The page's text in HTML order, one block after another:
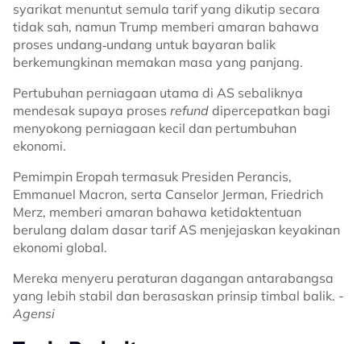
syarikat menuntut semula tarif yang dikutip secara
tidak sah, namun Trump memberi amaran bahawa
proses undang‑undang untuk bayaran balik
berkemungkinan memakan masa yang panjang.
Pertubuhan perniagaan utama di AS sebaliknya
mendesak supaya proses refund dipercepatkan bagi
menyokong perniagaan kecil dan pertumbuhan
ekonomi.
Pemimpin Eropah termasuk Presiden Perancis,
Emmanuel Macron, serta Canselor Jerman, Friedrich
Merz, memberi amaran bahawa ketidaktentuan
berulang dalam dasar tarif AS menjejaskan keyakinan
ekonomi global.
Mereka menyeru peraturan dagangan antarabangsa
yang lebih stabil dan berasaskan prinsip timbal balik. -
Agensi